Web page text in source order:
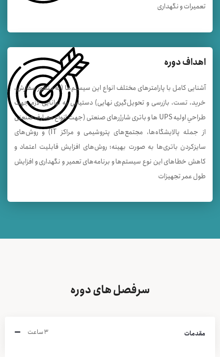
تعميرات و نگهداری
اهداف دوره
آشنایی کامل با پارامترهای مختلف انواع این سیستم‌ها (به منظور سفارش،
خريد، تست، بازرسی و تحويل‌گيری نهايی) دستیابی به توانایی لازم جهت
طراحي اوليه UPS ها و باتری شارژرهای صنعتی (جهت انواع مصارف صنعتی
از جمله پالايشگاه‌ها، مجتمع‌های پتروشيمی و مراکز IT) و روش‌های
سايزكردن باتری‌ها به صورت بهینه؛ روش‌های افزایش قابلیت اعتماد و
کاهش خطاهای این نوع سیستم‌ها و برنامه‌های تعمیر و نگهداری و افزایش
طول عمر تجهیزات
سرفصل های دوره
مقدمات ۳ ساعت